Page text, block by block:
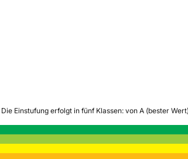
Die Einstufung erfolgt in fünf Klassen: von A (bester